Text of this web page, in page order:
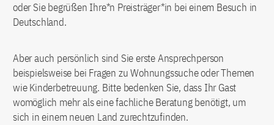
oder Sie begrüßen Ihre*n Preisträger*in bei einem Besuch in
Deutschland.
Aber auch persönlich sind Sie erste Ansprechperson
beispielsweise bei Fragen zu Wohnungssuche oder Themen
wie Kinderbetreuung. Bitte bedenken Sie, dass Ihr Gast
womöglich mehr als eine fachliche Beratung benötigt, um
sich in einem neuen Land zurechtzufinden.